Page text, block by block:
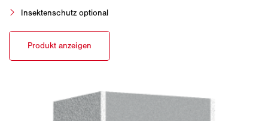
Insektenschutz optional